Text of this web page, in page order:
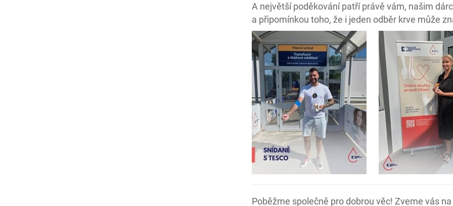
A největší poděkování patří právě vám, našim
a připomínkou toho, že i jeden odběr krve může
Poběžme společně pro dobrou věc! Zveme vás